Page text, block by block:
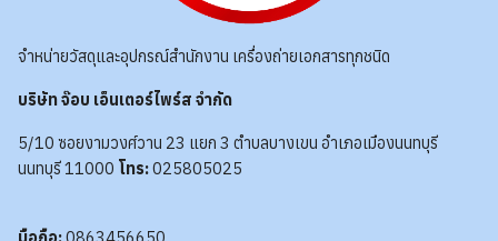
จำหน่ายวัสดุและอุปกรณ์สำนักงาน เครื่องถ่ายเอกสารทุกชนิด
บริษัท จ๊อบ เอ็นเตอร์ไพร์ส จำกัด
5/10 ซอยงามวงศ์วาน 23 แยก 3 ตำบลบางเขน อำเภอเมืองนนทบุรี
นนทบุรี 11000 โทร:025805025